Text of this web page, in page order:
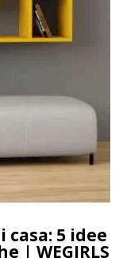
5 idee
| WEGIRLS